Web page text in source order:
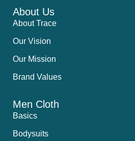
About Us
About Trace
Our Vision
Our Mission
Brand Values
Men Cloth
Basics
Bodysuits